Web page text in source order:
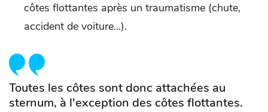
côtes flottantes après un traumatisme (chute,
accident de voiture...).
Toutes les côtes sont donc attachées au
sternum, à l'exception des côtes flottantes.